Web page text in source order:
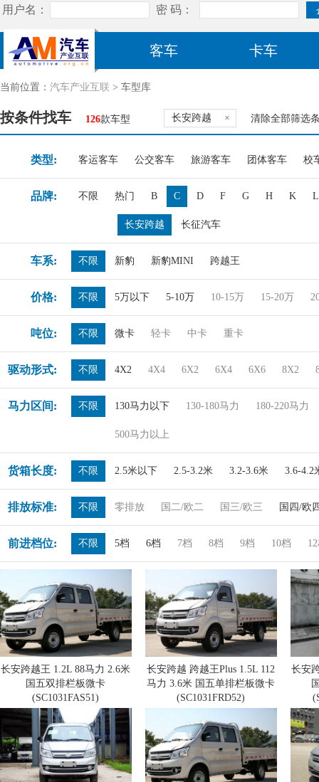
客车 卡车
当前位置： 汽车产业互联 > 车型库
按条件找车 126款车型 长安跨越 × 清除全部筛选
类型: 客运客车 公交客车 旅游客车 团体客车 校
品牌: 不限 热门 B C D F G H K L
长安跨越 长征汽车
车系: 不限 新豹 新豹MINI 跨越王
价格: 不限 5万以下 5-10万 10-15万 15-20万
吨位: 不限 微卡 轻卡 中卡 重卡
驱动形式: 不限 4X2 4X4 6X2 6X4 6X6 8X2
马力区间: 不限 130马力以下 130-180马力 180-220马力
500马力以上
货箱长度: 不限 2.5米以下 2.5-3.2米 3.2-3.6米 3.6-4.2
排放标准: 不限 零排放 国二/欧二 国三/欧三 国四/欧
前进档位: 不限 5档 6档 7档 8档 9档 10档
长安跨越王 1.2L 88马力 2.6米
国五双排栏板微卡
(SC1031FAS51)
长安跨越 跨越王Plus 1.5L 112
马力 3.6米 国五单排栏板微卡
(SC1031FRD52)
长安